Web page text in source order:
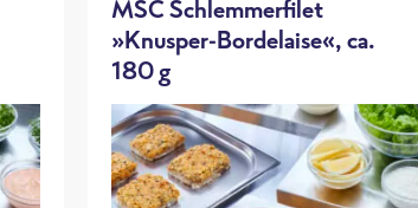
MSC Schlemmerfilet
»Knusper-Bordelaise«, ca.
180 g